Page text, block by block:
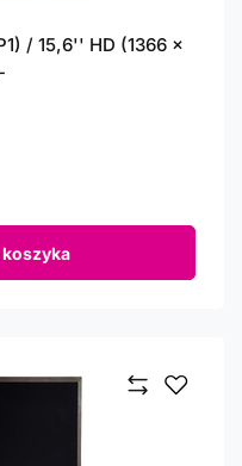
/ 15,6'' HD (1366 x
koszyka